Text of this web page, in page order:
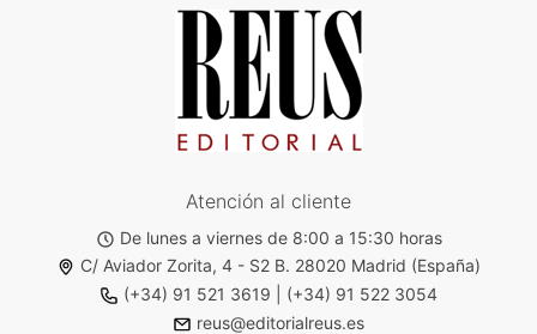
Atención al cliente
De lunes a viernes de 8:00 a 15:30 horas
C/ Aviador Zorita, 4 - S2 B. 28020 Madrid (España)
(+34) 91 521 3619
(+34) 91 522 3054
reus@editorialreus.es